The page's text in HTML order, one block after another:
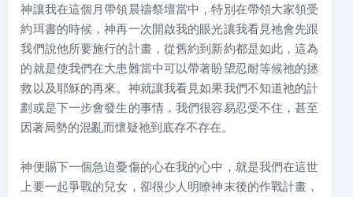
神讓我在這個月帶領晨禱祭壇當中，特別在帶領大家領受
約珥書的時候，神再一次開啟我的眼光讓我看見祂會先跟
我們說他所要施行的計畫，從舊約到新約都是如此，這為
的就是使我們在大患難當中可以帶著盼望忍耐等候祂的拯
救以及耶穌的再來。神就讓我看見如果我們不知道祂的計
劃或是下一步會發生的事情，我們很容易忍受不住，甚至
因著局勢的混亂而懷疑祂到底存不存在。
神便賜下一個急迫憂傷的心在我的心中，就是我們在這世
上要一起爭戰的兒女，卻很少人明瞭神末後的作戰計畫，